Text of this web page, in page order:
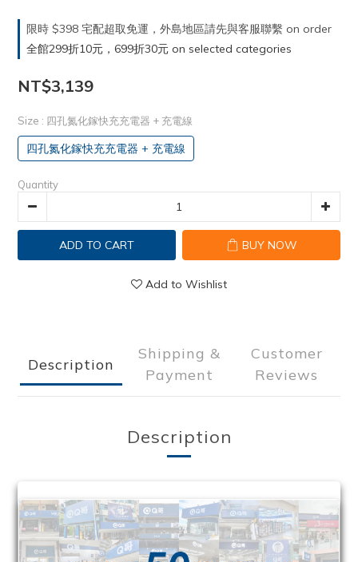
限時 $398 宅配超取免運，外島地區請先與客服聯繫 on order
全館299折10元，699折30元 on selected categories
NT$3,139
Size : 四孔氮化鎵快充充電器 + 充電線
四孔氮化鎵快充充電器 + 充電線
Quantity
ADD TO CART BUY NOW
Add to Wishlist
Description
Shipping &
Payment
Customer
Reviews
Description